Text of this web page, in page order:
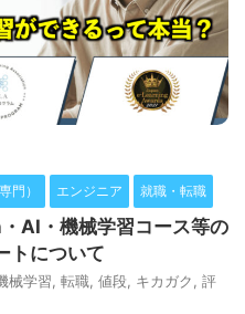
門） エンジニア 就職・転職
AI・機械学習コース等の
トについて
械学習, 転職, 値段, キカガク, 評